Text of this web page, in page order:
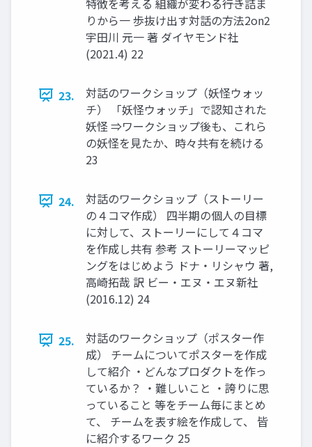
りから一 歩抜け出す対話の方法2on2
宇田川 元一 著 ダイヤモンド社
(2021.4) 22
23.
対話のワークショップ（妖怪ウォッ
チ） 「妖怪ウォッチ」で認知された
妖怪 ⇒ワークショップ後も、これら
の妖怪を見たか、時々共有を続ける
23
24.
対話のワークショップ（ストーリー
の４コマ作成） 四半期の個人の目標
に対して、ストーリーにして４コマ
を作成し共有 参考 ストーリーマッピ
ングをはじめよう ドナ・リシャウ 著,
高崎拓哉 訳 ビー・エヌ・エヌ新社
(2016.12) 24
25.
対話のワークショップ（ポスター作
成） チームについてポスターを作成
して紹介 ・どんなプロダクトを作っ
ているか？ ・難しいこと ・誇りに思
っていること 等をチーム毎にまとめ
て、 チームを表す絵を作成して、 皆
に紹介するワーク 25